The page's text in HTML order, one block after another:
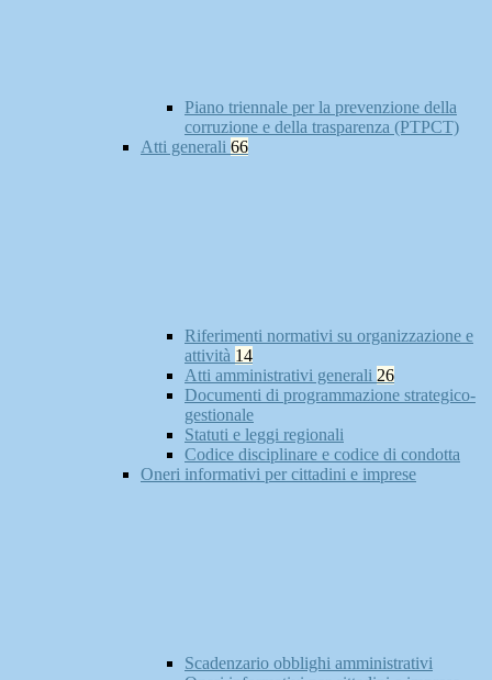
Piano triennale per la prevenzione della
corruzione e della trasparenza (PTPCT)
Atti generali 66
Riferimenti normativi su organizzazione e
attività 14
Atti amministrativi generali 26
Documenti di programmazione strategico-
gestionale
Statuti e leggi regionali
Codice disciplinare e codice di condotta
Oneri informativi per cittadini e imprese
Scadenzario obblighi amministrativi